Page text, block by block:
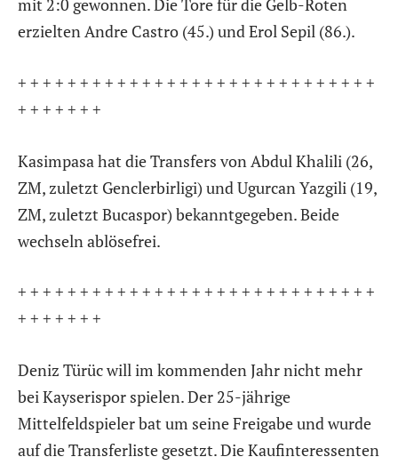
mit 2:0 gewonnen. Die Tore für die Gelb-Roten
erzielten Andre Castro (45.) und Erol Sepil (86.).
+ + + + + + + + + + + + + + + + + + + + + + + + + + + + +
+ + + + + + +
Kasimpasa hat die Transfers von Abdul Khalili (26,
ZM, zuletzt Genclerbirligi) und Ugurcan Yazgili (19,
ZM, zuletzt Bucaspor) bekanntgegeben. Beide
wechseln ablösefrei.
+ + + + + + + + + + + + + + + + + + + + + + + + + + + + +
+ + + + + + +
Deniz Türüc will im kommenden Jahr nicht mehr
bei Kayserispor spielen. Der 25-jährige
Mittelfeldspieler bat um seine Freigabe und wurde
auf die Transferliste gesetzt. Die Kaufinteressenten